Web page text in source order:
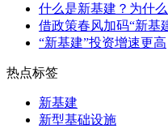
什么是新基建？为什么
借政策春风加码“新基
“新基建”投资增速更高
热点标签
新基建
新型基础设施